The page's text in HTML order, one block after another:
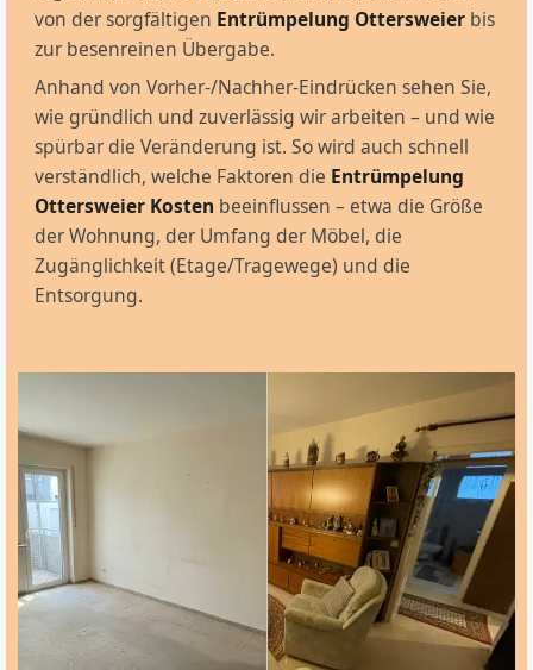
von der sorgfältigen Entrümpelung Ottersweier bis
zur besenreinen Übergabe.
Anhand von Vorher-/Nachher-Eindrücken sehen Sie,
wie gründlich und zuverlässig wir arbeiten – und wie
spürbar die Veränderung ist. So wird auch schnell
verständlich, welche Faktoren die Entrümpelung
Ottersweier Kosten beeinflussen – etwa die Größe
der Wohnung, der Umfang der Möbel, die
Zugänglichkeit (Etage/Tragewege) und die
Entsorgung.